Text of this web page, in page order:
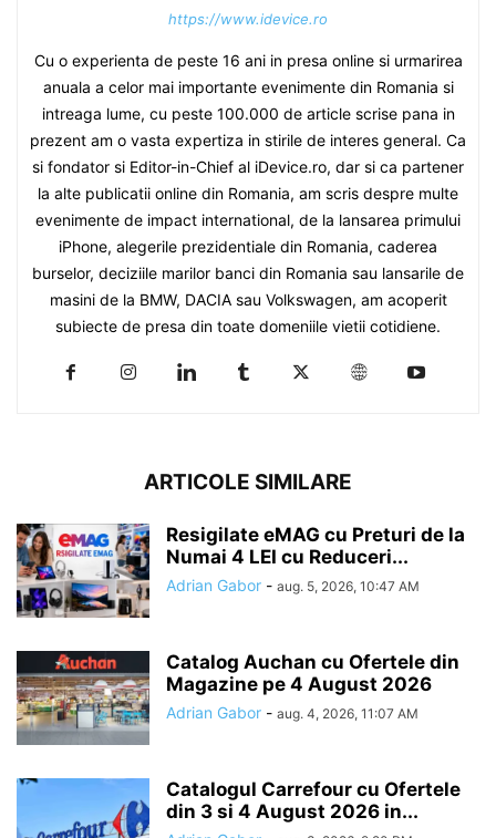
https://www.idevice.ro
Cu o experienta de peste 16 ani in presa online si urmarirea
anuala a celor mai importante evenimente din Romania si
intreaga lume, cu peste 100.000 de article scrise pana in
prezent am o vasta expertiza in stirile de interes general. Ca
si fondator si Editor-in-Chief al iDevice.ro, dar si ca partener
la alte publicatii online din Romania, am scris despre multe
evenimente de impact international, de la lansarea primului
iPhone, alegerile prezidentiale din Romania, caderea
burselor, deciziile marilor banci din Romania sau lansarile de
masini de la BMW, DACIA sau Volkswagen, am acoperit
subiecte de presa din toate domeniile vietii cotidiene.
ARTICOLE SIMILARE
Resigilate eMAG cu Preturi de la
Numai 4 LEI cu Reduceri...
Adrian Gabor - aug. 5, 2026, 10:47 AM
Catalog Auchan cu Ofertele din
Magazine pe 4 August 2026
Adrian Gabor - aug. 4, 2026, 11:07 AM
Catalogul Carrefour cu Ofertele
din 3 si 4 August 2026 in...